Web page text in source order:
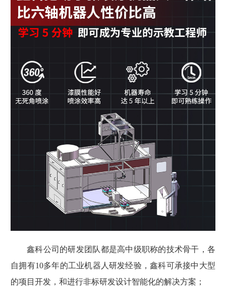
鑫科公司的研发团队都是高中级职称的技术骨干，各
自拥有10多年的工业机器人研发经验，鑫科可承接中大型
的项目开发 ，和进行非标研发设计智能化的解决方案 ；